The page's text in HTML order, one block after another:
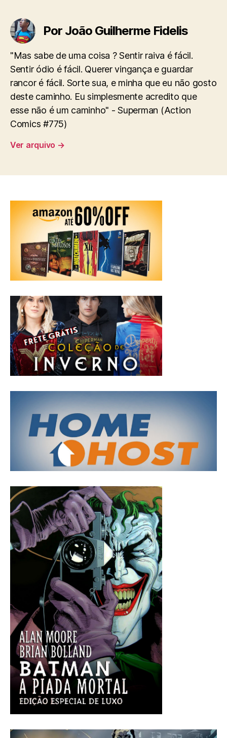
Por João Guilherme Fidelis
"Mas sabe de uma coisa ? Sentir raiva é fácil.
Sentir ódio é fácil. Querer vingança e guardar
rancor é fácil. Sorte sua, e minha que eu não gosto
deste caminho. Eu simplesmente acredito que
esse não é um caminho" - Superman (Action
Comics #775)
Ver arquivo →